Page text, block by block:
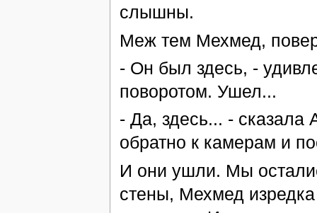
слышны.
Меж тем Мехмед,
- Он был здесь, -
поворотом. Ушел...
- Да, здесь... -
обратно к камерам и
И они ушли. Мы
стены, Мехмед